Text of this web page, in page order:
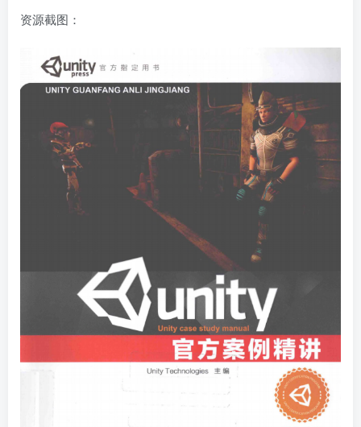
资源截图：